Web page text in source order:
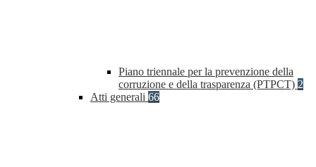
Piano triennale per la prevenzione della
corruzione e della trasparenza (PTPCT) 2
Atti generali 66